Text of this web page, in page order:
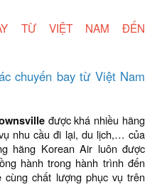
TỪ VIỆT NAM ĐẾN
chuyến bay từ Việt Nam
được khá nhiều hãng
nhu cầu đi lại, du lịch,… của
hãng Korean Air luôn được
hành trong hành trình đến
chất lượng phục vụ trên